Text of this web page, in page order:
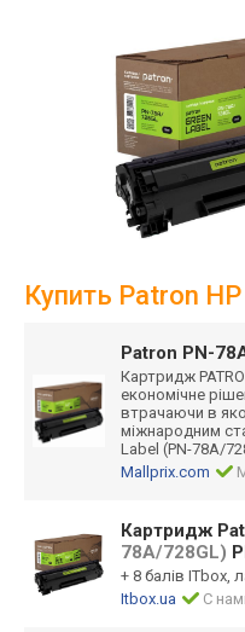
Купить Patron
Patron PN-
Картридж
економічне
втрачаючи в
міжнародним
Label (PN-78A/
Mallprix.com
Картридж
78A/728GL)
+ 8 балів ITbox,
Itbox.ua
С